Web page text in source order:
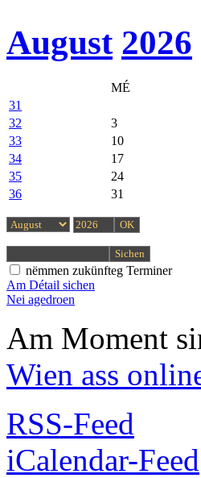
August 2026
MÉ
31
32
3
33
10
34
17
35
24
36
31
nëmmen zukünfteg Terminer
Am Détail sichen
Nei agedroen
Am Moment
Wien ass
RSS-Feed
iCalendar-Feed